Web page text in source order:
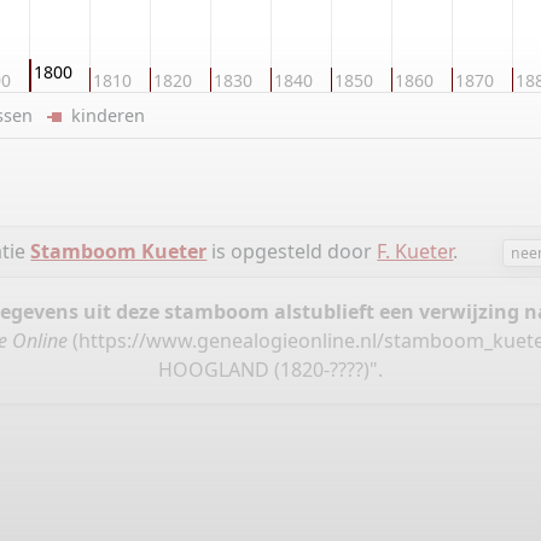
1800 1810 1820 1830 1840 1850 1860 1870
kinderen
Stamboom Kueter is opgesteld door F. Kueter.
uit deze stamboom alstublieft een verwijzing
Online (https://www.genealogieonline.nl/
HOOGLAND (1820-????)".